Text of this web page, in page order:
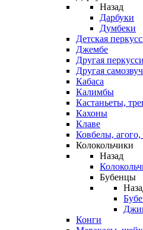
Назад
Дарбуки
Думбеки
Детская
Джембе
Другая
Другая
Кабаса
Калимбы
Кастаньеты,
Кахоны
Клаве
Ковбелы, агого,
Колокольчики
Назад
Бубенцы
Конги